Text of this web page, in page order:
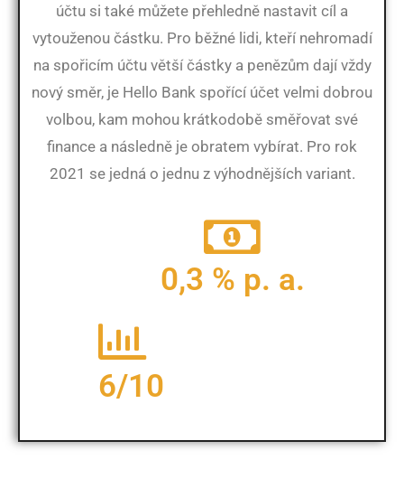
účtu si také můžete přehledně nastavit cíl a
vytouženou částku. Pro běžné lidi, kteří nehromadí
na spořicím účtu větší částky a penězům dají vždy
nový směr, je Hello Bank spořící účet velmi dobrou
volbou, kam mohou krátkodobě směřovat své
finance a následně je obratem vybírat. Pro rok
2021 se jedná o jednu z výhodnějších variant.
0,3 % p. a.
6/10